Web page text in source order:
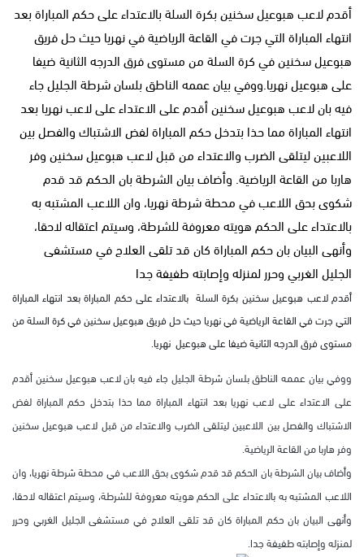
أقدم لاعب هبوعيل سخنين بكرة السلة بالاعتداء على حكم المباراة بعد
انتهاء المباراة التي جرت في القاعة الرياضية في نهريا حيث حل فريق
هبوعيل سخنين في كرة السلة من مستوى فرق الدرجه الثانية ضيفا
على هبوعيل نهريا.ووفي بيان عممه الناطق بلسان شرطة الجليل جاء
فيه بان لاعب هبوعيل سخنين أقدم على الاعتداء على لاعب نهريا بعد
انتهاء المباراة مما حذا بتدخل حكم المباراة لفض الاشتباك والفصل بين
اللاعبين ليتلقى الضرب والاعتداء من قبل لاعب هبوعيل سخنين وفر
هاربا من القاعة الرياضية. وأضاف بيان الشرطة بان الحكم قد قدم
شكوى بحق اللاعب في محطة شرطة نهريا، وان اللاعب المشتبه به
بالاعتداء على الحكم هويته معروفة للشرطة، وسيتم اعتقاله لاحقا،
وأنهى البيان بان حكم المباراة كان قد تلقى العلاج في مستشفى
الجليل الغربي وحرر لمنزله وإصابته طفيفة جدا
أقدم لاعب هبوعيل سخنين بكرة السلة بالاعتداء على حكم المباراة بعد انتهاء المباراة
التي جرت في القاعة الرياضية في نهريا حيث حل فريق هبوعيل سخنين في كرة السلة من
مستوى فرق الدرجه الثانية ضيفا على هبوعيل نهريا.
ووفي بيان عممه الناطق بلسان شرطة الجليل جاء فيه بان لاعب هبوعيل سخنين أقدم
على الاعتداء على لاعب نهريا بعد انتهاء المباراة مما حذا بتدخل حكم المباراة لفض
الاشتباك والفصل بين اللاعبين ليتلقى الضرب والاعتداء من قبل لاعب هبوعيل سخنين
وفر هاربا من القاعة الرياضية.
وأضاف بيان الشرطة بان الحكم قد قدم شكوى بحق اللاعب في محطة شرطة نهريا، وان
اللاعب المشتبه به بالاعتداء على الحكم هويته معروفة للشرطة، وسيتم اعتقاله لاحقا،
وأنهى البيان بان حكم المباراة كان قد تلقى العلاج في مستشفى الجليل الغربي وحرر
لمنزله وإصابته طفيفة جدا.